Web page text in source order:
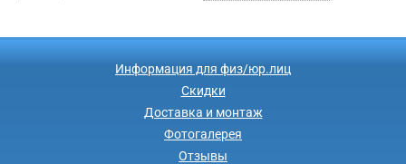
Информация для физ/юр.лиц
Скидки
Доставка и монтаж
Фотогалерея
Отзывы